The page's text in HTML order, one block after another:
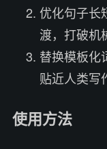
优化句子长
渡，打破机
替换模板化
贴近人类写
使用方法